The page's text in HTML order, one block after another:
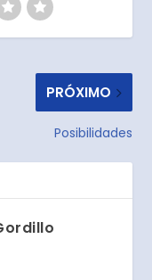
PRÓXIMO
Posibilidades